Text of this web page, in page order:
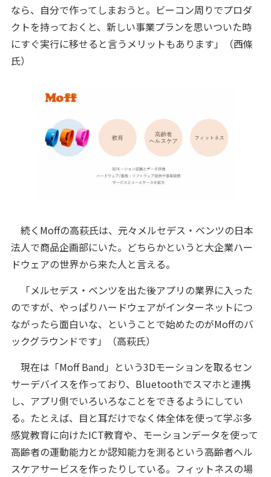
なら、自分で作ってしまおうと。ビーコン周りでプロダ
クトを持っておくと、新しい事業プランを思いついた時
にすぐ実行に移せると言うメリットもあります」（西條
氏）
続くMoffの高萩氏は、元々メルセデス・ベンツの日本
法人で商品企画部にいた。どちらかというと大企業ハー
ドウェアの世界から来た人と言える。
「メルセデス・ベンツを出た後アプリの業界に入った
のですが、やっぱりハードウェアがインターネットにつ
ながったら面白いな、ということで始めたのがMoffのバ
ックグラウンドです」（高萩氏）
現在は「Moff Band」という3Dモーションを取るセン
サーデバイスを作っており、Bluetoothでスマホと連携
し、アプリ側でいろいろなことをできるようにしてい
る。たとえば、目と耳だけでなく体全体を使って学ぶ多
感覚教育に向けたICT教育や、モーションデータを使って
高齢者の運動能力とか認知能力を測るという高齢者ヘル
スケアサービスを作ったりしている。フィットネスの場